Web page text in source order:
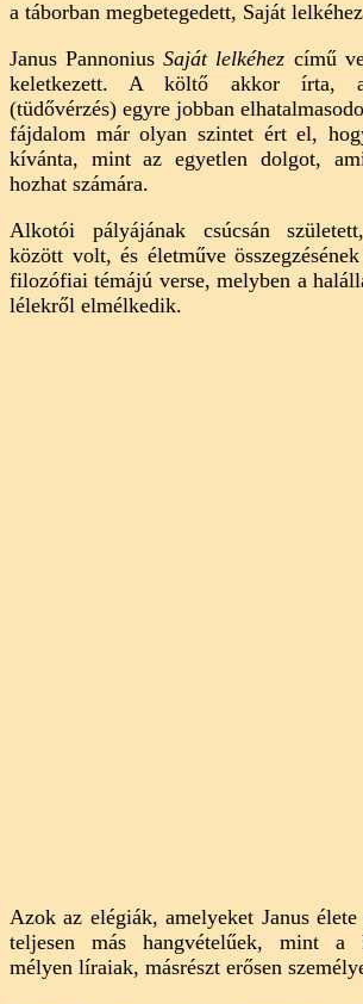
Janus PannoniusSaját lelkéhez című
keletkezett. A költő akkor írta,
(tüdővérzés) egyre jobban
fájdalom már olyan szintet ért el,
kívánta, mint az egyetlen dolgot,
hozhat számára.
Alkotói pályájának csúcsán
között volt, és életműve
filozófiai témájú verse, melyben a
lélekről elmélkedik.
Azok az elégiák, amelyeket Janus
teljesen más hangvételűek, mint a
mélyen líraiak, másrészt erősen